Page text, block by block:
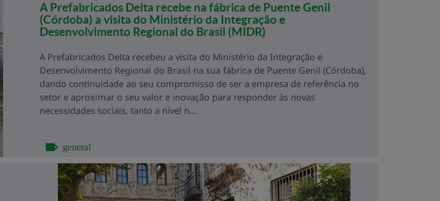
A Prefabricados Delta recebe na fábrica de Puente Genil
(Córdoba) a visita do Ministério da Integração e
Desenvolvimento Regional do Brasil (MIDR)
A Prefabricados Delta recebeu a visita do Ministério da Integração e
Desenvolvimento Regional do Brasil na sua fábrica de Puente Genil (Córdoba),
dando continuidade ao seu compromisso de ser a empresa de referência no
setor e aproximar o seu valor e inovação para responder às novas
necessidades sociais, tanto a nível n...
general